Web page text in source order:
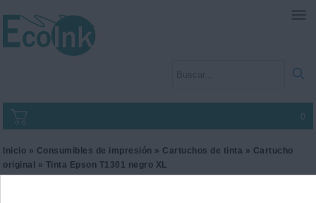
0
Inicio » Consumibles de impresión » Cartuchos de tinta » Cartucho
original
» Tinta Epson T1301 negro XL